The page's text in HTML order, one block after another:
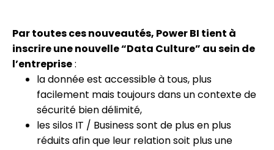
Par toutes ces nouveautés, Power BI tient à
inscrire une nouvelle “Data Culture” au sein de
l’entreprise:
la donnée est accessible à tous, plus
facilement mais toujours dans un contexte de
sécurité bien délimité,
les silos IT / Business sont de plus en plus
réduits afin que leur relation soit plus une